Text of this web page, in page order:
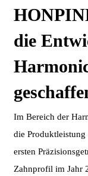
die
Im Bereich der
die
ersten
Zahnprofil im Jahr